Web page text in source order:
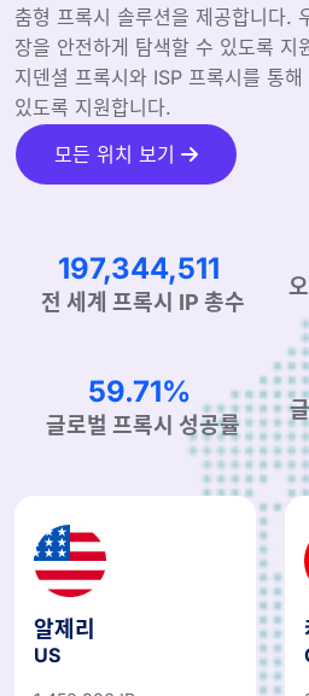
춤형 프록시 솔루션을 제공합니다.
장을 안전하게 탐색할 수 있도록 지
지덴셜 프록시와 ISP 프록시를 통
있도록 지원합니다.
모든 위치 보기
321,667,808
전 세계 프록시 IP 총수
97.61%
글로벌 프록시 성공률
알제리
US